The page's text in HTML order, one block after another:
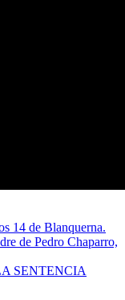
14 de Blanquerna.
de Pedro Chaparro,
SENTENCIA